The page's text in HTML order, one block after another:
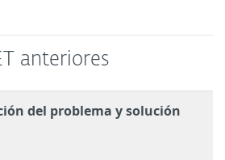
anteriores
del problema y solución